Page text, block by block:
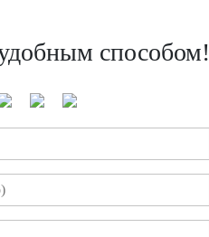
способом!